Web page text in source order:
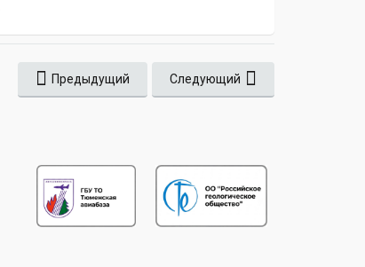
Предыдущий Следующий